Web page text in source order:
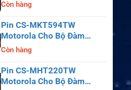
APX8000, SRX2200
Còn hàng
Pin CS-MKT594TW
Motorola Cho Bộ Đàm
Astro Saber, MX1000,
Còn hàng
Pin CS-MHT220TW
Motorola Cho Bộ Đàm